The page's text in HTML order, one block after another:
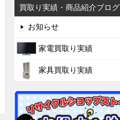
買取り実績・商品紹介ブログ
お知らせ
家電買取り実績
家具買取り実績